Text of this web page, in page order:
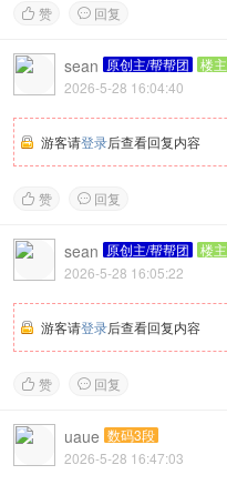
 赞  回复
sean 原创主/帮帮团
楼主
2026-5-28 16:04:40
游客请登录后查看回复内容
 赞  回复
sean 原创主/帮帮团
楼主
2026-5-28 16:05:22
游客请登录后查看回复内容
 赞  回复
uaue 数码3段
2026-5-28 16:47:03